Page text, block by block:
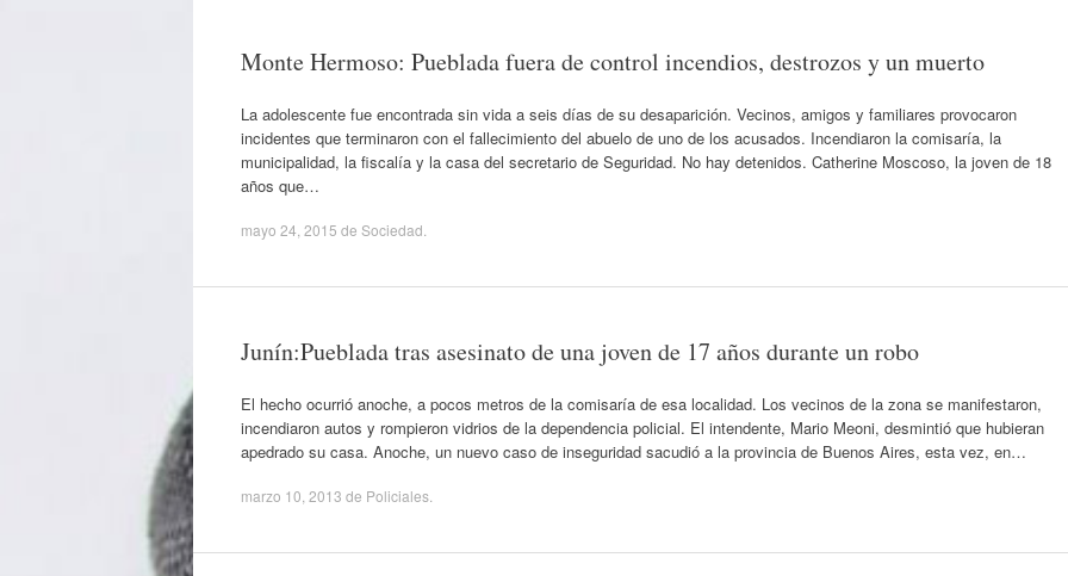
Monte Hermoso: Pueblada fuera de control incendios, destrozos y un muerto
La adolescente fue encontrada sin vida a seis días de su desaparición. Vecinos, amigos y familiares provocaron
incidentes que terminaron con el fallecimiento del abuelo de uno de los acusados. Incendiaron la comisaría, la
municipalidad, la fiscalía y la casa del secretario de Seguridad. No hay detenidos. Catherine Moscoso, la joven de 18
años que…
mayo 24, 2015 de Sociedad
Junín:Pueblada tras asesinato de una joven de 17 años durante un robo
El hecho ocurrió anoche, a pocos metros de la comisaría de esa localidad. Los vecinos de la zona se manifestaron,
incendiaron autos y rompieron vidrios de la dependencia policial. El intendente, Mario Meoni, desmintió que hubieran
apedrado su casa. Anoche, un nuevo caso de inseguridad sacudió a la provincia de Buenos Aires, esta vez, en…
marzo 10, 2013 de Policiales